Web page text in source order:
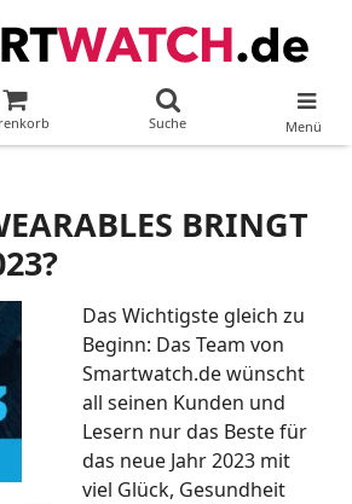
Suche Menü
BRINGT
Das Wichtigste gleich zu
Beginn: Das Team von
Smartwatch.de wünscht
all seinen Kunden und
Lesern nur das Beste für
das neue Jahr 2023 mit
viel Glück, Gesundheit